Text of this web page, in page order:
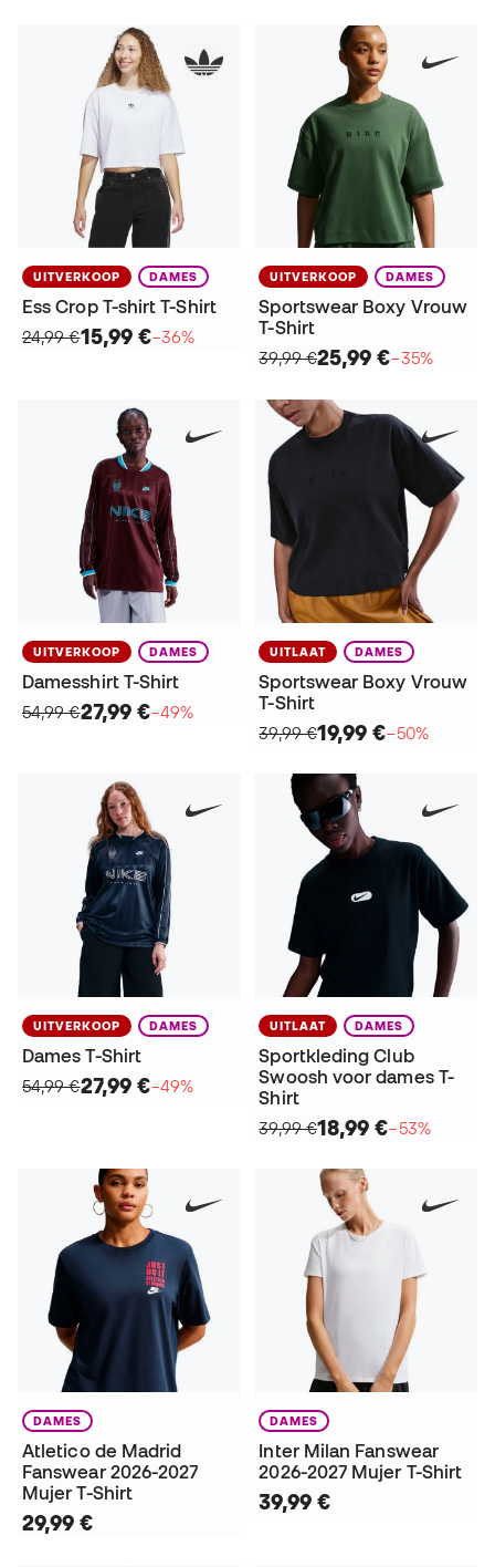
UITVERKOOP DAMES
Ess Crop T-shirt T-Shirt
24,99 €15,99 €−36%
UITVERKOOP DAMES
Sportswear Boxy Vrouw
T-Shirt
39,99 €25,99 €−35%
UITVERKOOP DAMES
Damesshirt T-Shirt
54,99 €27,99 €−49%
UITLAAT DAMES
Sportswear Boxy Vrouw
T-Shirt
39,99 €19,99 €−50%
UITVERKOOP DAMES
Dames T-Shirt
54,99 €27,99 €−49%
UITLAAT DAMES
Sportkleding Club
Swoosh voor dames T-
Shirt
39,99 €18,99 €−53%
DAMES
Atletico de Madrid
Fanswear 2026-2027
Mujer T-Shirt
29,99 €
DAMES
Inter Milan Fanswear
2026-2027 Mujer T-Shirt
39,99 €